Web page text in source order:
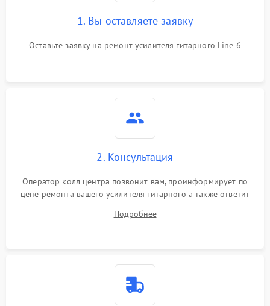
1. Вы оставляете заявку
Оставьте заявку на ремонт усилителя гитарного Line 6
2. Консультация
Оператор колл центра позвонит вам, проинформирует по
цене ремонта вашего усилителя гитарного а также ответит
Подробнее